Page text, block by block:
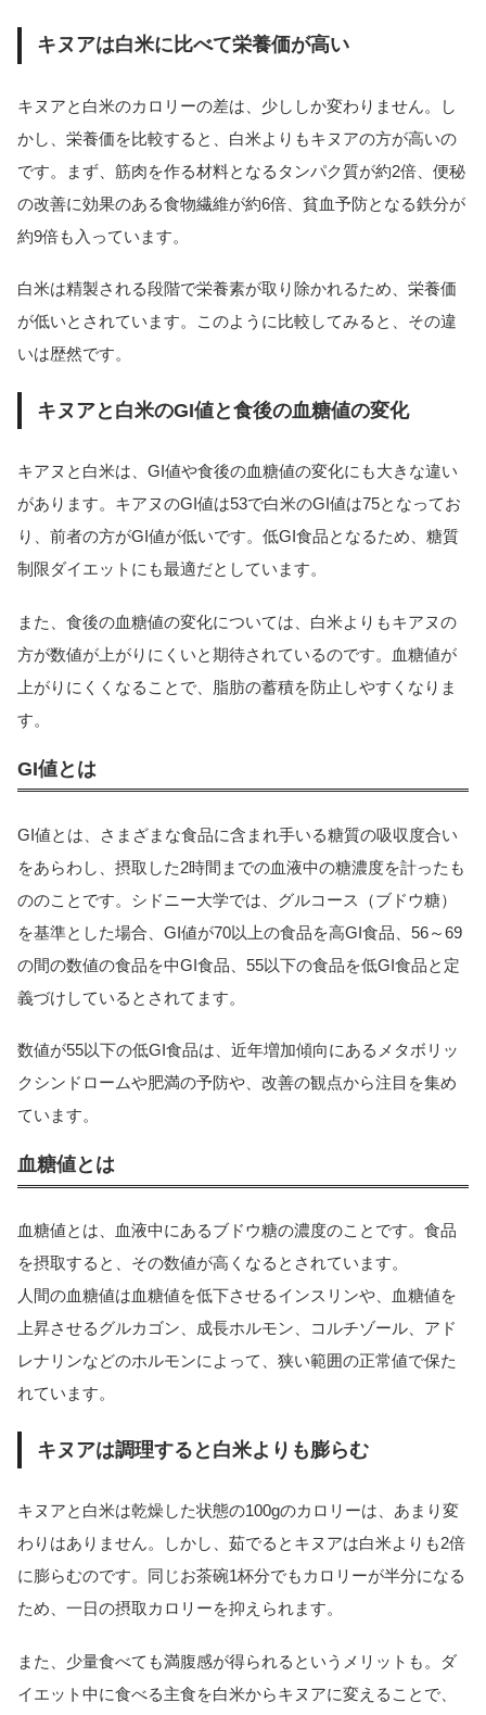
キヌアは白米に比べて栄養価が高い
キヌアと白米のカロリーの差は、少ししか変わりません。し
かし、栄養価を比較すると、白米よりもキヌアの方が高いの
です。まず、筋肉を作る材料となるタンパク質が約2倍、便秘
の改善に効果のある食物繊維が約6倍、貧血予防となる鉄分が
約9倍も入っています。
白米は精製される段階で栄養素が取り除かれるため、栄養価
が低いとされています。このように比較してみると、その違
いは歴然です。
キヌアと白米のGI値と食後の血糖値の変化
キアヌと白米は、GI値や食後の血糖値の変化にも大きな違い
があります。キアヌのGI値は53で白米のGI値は75となってお
り、前者の方がGI値が低いです。低GI食品となるため、糖質
制限ダイエットにも最適だとしています。
また、食後の血糖値の変化については、白米よりもキアヌの
方が数値が上がりにくいと期待されているのです。血糖値が
上がりにくくなることで、脂肪の蓄積を防止しやすくなりま
す。
GI値とは
GI値とは、さまざまな食品に含まれ手いる糖質の吸収度合い
をあらわし、摂取した2時間までの血液中の糖濃度を計ったも
ののことです。シドニー大学では、グルコース（ブドウ糖）
を基準とした場合、GI値が70以上の食品を高GI食品、56～69
の間の数値の食品を中GI食品、55以下の食品を低GI食品と定
義づけしているとされてます。
数値が55以下の低GI食品は、近年増加傾向にあるメタボリッ
クシンドロームや肥満の予防や、改善の観点から注目を集め
ています。
血糖値とは
血糖値とは、血液中にあるブドウ糖の濃度のことです。食品
を摂取すると、その数値が高くなるとされています。
人間の血糖値は血糖値を低下させるインスリンや、血糖値を
上昇させるグルカゴン、成長ホルモン、コルチゾール、アド
レナリンなどのホルモンによって、狭い範囲の正常値で保た
れています。
キヌアは調理すると白米よりも膨らむ
キヌアと白米は乾燥した状態の100gのカロリーは、あまり変
わりはありません。しかし、茹でるとキヌアは白米よりも2倍
に膨らむのです。同じお茶碗1杯分でもカロリーが半分になる
ため、一日の摂取カロリーを抑えられます。
また、少量食べても満腹感が得られるというメリットも。ダ
イエット中に食べる主食を白米からキヌアに変えることで、